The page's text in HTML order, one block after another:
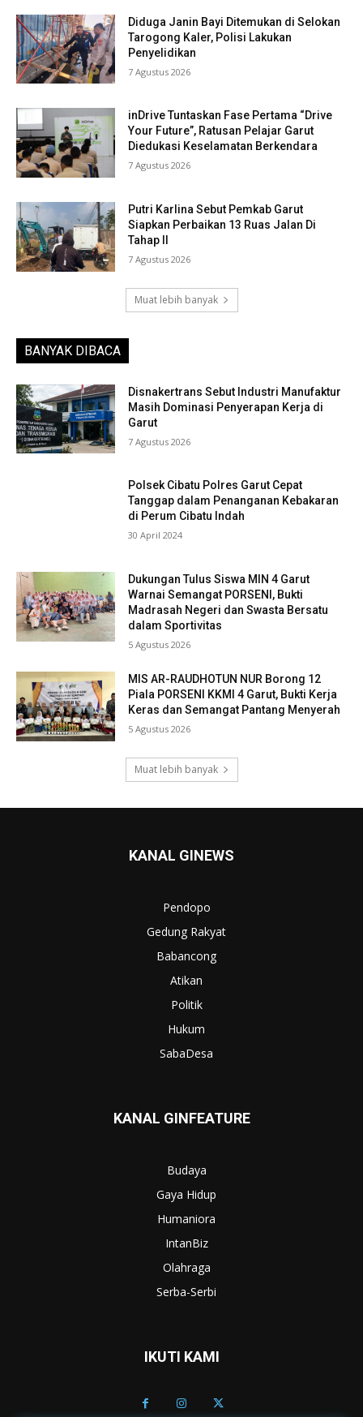
Diduga Janin Bayi Ditemukan di Selokan
Tarogong Kaler, Polisi Lakukan
Penyelidikan
7 Agustus 2026
inDrive Tuntaskan Fase Pertama “Drive
Your Future”, Ratusan Pelajar Garut
Diedukasi Keselamatan Berkendara
7 Agustus 2026
Putri Karlina Sebut Pemkab Garut
Siapkan Perbaikan 13 Ruas Jalan Di
Tahap II
7 Agustus 2026
Muat lebih banyak
BANYAK DIBACA
Disnakertrans Sebut Industri Manufaktur
Masih Dominasi Penyerapan Kerja di
Garut
7 Agustus 2026
Polsek Cibatu Polres Garut Cepat
Tanggap dalam Penanganan Kebakaran
di Perum Cibatu Indah
30 April 2024
Dukungan Tulus Siswa MIN 4 Garut
Warnai Semangat PORSENI, Bukti
Madrasah Negeri dan Swasta Bersatu
dalam Sportivitas
5 Agustus 2026
MIS AR-RAUDHOTUN NUR Borong 12
Piala PORSENI KKMI 4 Garut, Bukti Kerja
Keras dan Semangat Pantang Menyerah
5 Agustus 2026
Muat lebih banyak
KANAL GINEWS
Pendopo
Gedung Rakyat
Babancong
Atikan
Politik
Hukum
SabaDesa
KANAL GINFEATURE
Budaya
Gaya Hidup
Humaniora
IntanBiz
Olahraga
Serba-Serbi
IKUTI KAMI